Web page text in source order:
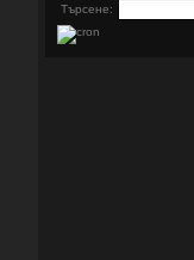
Търсене: